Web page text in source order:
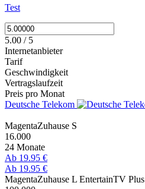
Test
5.00 / 5
Internetanbieter
Tarif
Geschwindigkeit
Vertragslaufzeit
Preis pro Monat
Deutsche Telekom
MagentaZuhause S
16.000
24 Monate
Ab 19.95 €
Ab 19.95 €
MagentaZuhause L EntertainTV Plus